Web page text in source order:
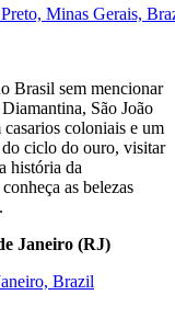
Brasil sem mencionar
São João
coloniais e um
ciclo do ouro, visitar
história da
as belezas
Janeiro (RJ)